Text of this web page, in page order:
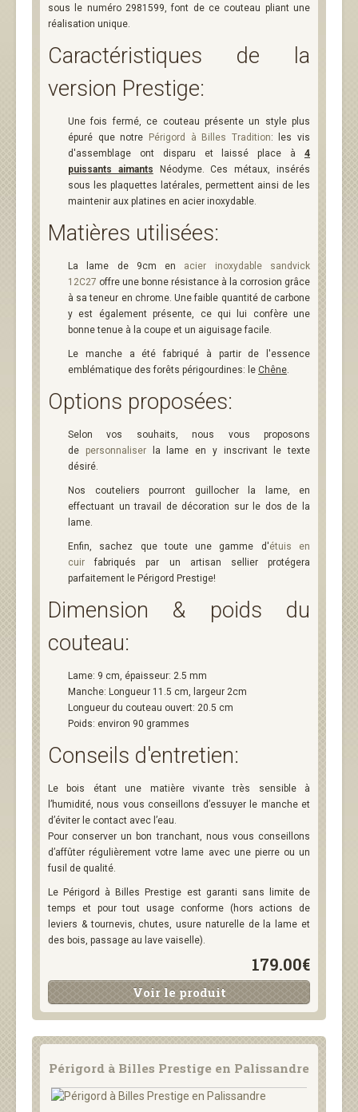
sous le numéro 2981599, font de ce couteau pliant une
réalisation unique.
Caractéristiques de la
version Prestige:
Une fois fermé, ce couteau présente un style plus
épuré que notre
Périgord à Billes Tradition: les vis
d'assemblage ont disparu et laissé place à 4
puissants aimants Néodyme. Ces métaux, insérés
sous les plaquettes latérales, permettent ainsi de les
maintenir aux platines en acier inoxydable.
Matières utilisées:
La lame de 9cm en acier inoxydable sandvick
12C27 offre une bonne résistance à la corrosion grâce
à sa teneur en chrome. Une faible quantité de carbone
y est également présente, ce qui lui confère une
bonne tenue à la coupe et un aiguisage facile.
Le manche a été fabriqué à partir de l'essence
emblématique des forêts périgourdines: le Chêne.
Options proposées:
Selon vos souhaits, nous vous proposons
de personnaliser
la lame en y inscrivant le texte
désiré.
Nos couteliers pourront guillocher la lame, en
effectuant un travail de décoration sur le dos de la
lame.
Enfin, sachez que toute une gamme d'étuis en
cuir fabriqués par un artisan sellier protégera
parfaitement le Périgord Prestige!
Dimension & poids du
couteau:
Lame: 9 cm, épaisseur: 2.5 mm
Manche: Longueur 11.5 cm, largeur 2cm
Longueur du couteau ouvert: 20.5 cm
Poids: environ 90 grammes
Conseils d'entretien:
Le bois étant une matière vivante très sensible à
l’humidité, nous vous conseillons d’essuyer le manche et
d’éviter le contact avec l’eau.
Pour conserver un bon tranchant, nous vous conseillons
d’affûter régulièrement votre lame avec une pierre ou un
fusil de qualité.
Le Périgord à Billes Prestige est garanti sans limite de
temps et pour tout usage conforme (hors actions de
leviers & tournevis, chutes, usure naturelle de la lame et
des bois, passage au lave vaiselle).
179.00€
Voir le produit
Périgord à Billes Prestige en Palissandre